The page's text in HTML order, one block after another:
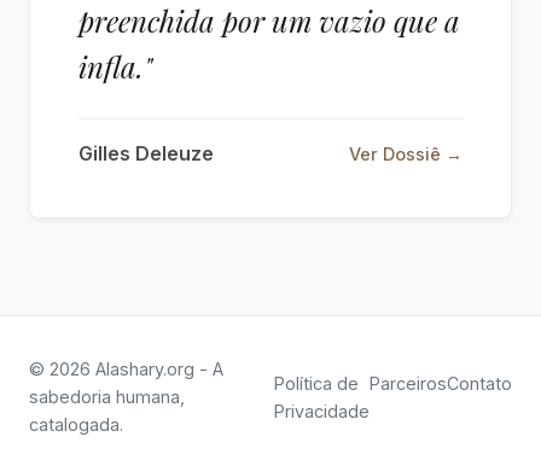
preenchida por um vazio que a
infla."
Gilles Deleuze Ver Dossiê →
© 2026 Alashary.org - A
sabedoria humana,
catalogada.
Política de
Privacidade
ParceirosContato